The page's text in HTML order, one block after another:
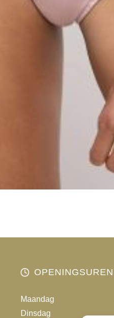
OPENINGSUREN
Maandag
Dinsdag